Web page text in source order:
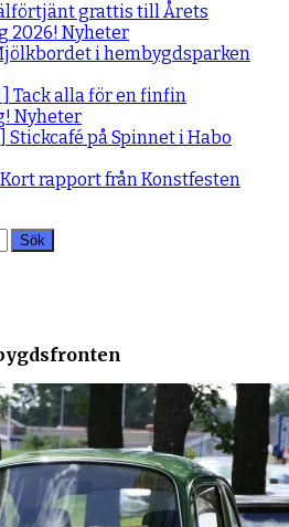
grattis till Årets
2026! Nyheter
i hembygdsparken
Tack alla för en finfin
Nyheter
Stickcafé på Spinnet i Habo
Kort rapport från Konstfesten